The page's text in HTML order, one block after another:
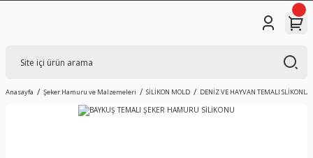
Anasayfa Şeker Hamuru ve Malzemeleri SİLİKON MOLD DENİZ VE HAYVAN TEMALI